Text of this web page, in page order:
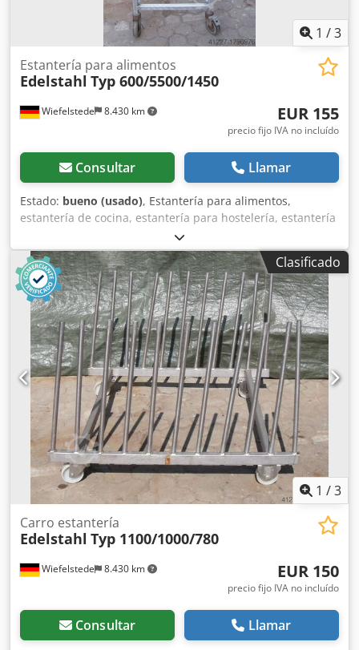
1 /3
Wiefelstede 8.430 km
Estantería para alimentos
Edelstahl Typ 600/5500/1450
EUR 155
precio fijo IVA no incluído
Consultar Llamar
Estado: bueno (usado), Estantería para alimentos,
estantería de cocina, estantería para hostelería, estantería
para bandejas de horno Csdpfx Aieb A I Nujdjha -
Dimensiones: 600/5500/1450 mm (ancho/largo/alto) -
Distancia entre estantes: 190 mm -Medida intermedia: 485
mm -Material: Acero inoxidable -Peso: 42 kg
Clasificado
1 /3
Wiefelstede 8.430 km
Carro estantería
Edelstahl Typ 1100/1000/780
EUR 150
precio fijo IVA no incluído
Consultar Llamar